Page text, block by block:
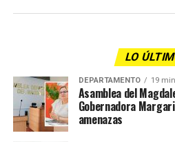
LO
DEPARTAMENTO 19
Asamblea del
Gobernadora
amenazas